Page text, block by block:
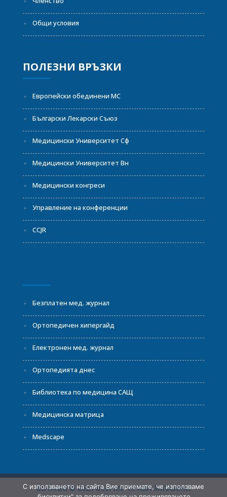
Общи условия
ПОЛЕЗНИ ВРЪЗКИ
Европейски обединени МС
Български Лекарски Съюз
Медицински Университет Сф
Медицински Университет Вн
Медицински конгреси
Управление на конференции
CCJR
Безплатен мед. журнал
Ортопедичен хипергайд
Електронен мед. журнал
Ортопедията днес
Библиотека по медицина САЩ
Медицинска матрица
Medscape
BOTA.BG © 2023 ВСИЧКИ ПРАВА ЗАПАЗЕНИ
С използването на сайта Вие приемате, че използваме